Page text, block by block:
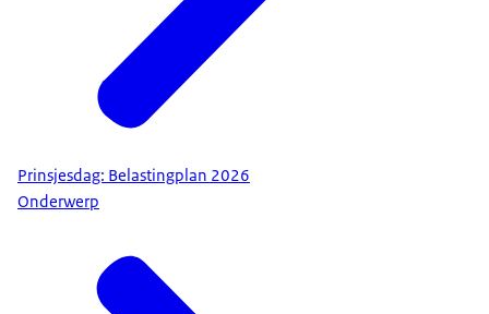
Prinsjesdag: Belastingplan 2026
Onderwerp